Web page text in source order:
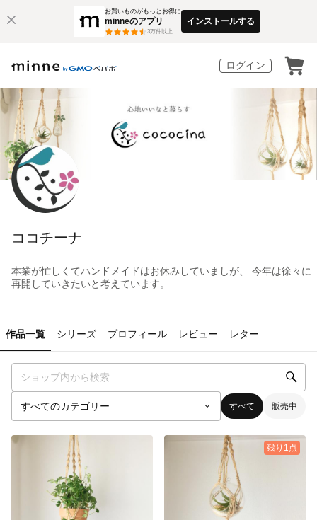
お買いものがもっとお得に
minneのアプリ
3万件以上
インストールする
ログイン
ココチーナ
本業が忙しくてハンドメイドはお休みしていましが、 今年は徐々に
再開していきたいと考えています。
作品一覧 シリーズ プロフィール レビュー レター
すべて 販売中
残り1点